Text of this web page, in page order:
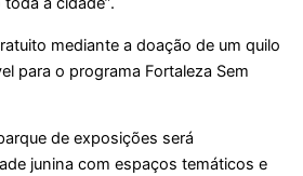
mediante a doação de um quilo
para o programa Fortaleza Sem
de exposições será
junina com espaços temáticos e